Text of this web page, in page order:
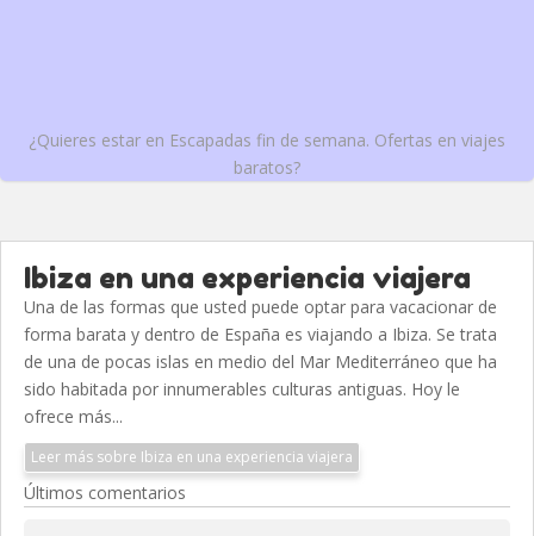
¿Quieres estar en Escapadas fin de semana. Ofertas en viajes
baratos?
Ibiza en una experiencia viajera
Una de las formas que usted puede optar para vacacionar de
forma barata y dentro de España es viajando a Ibiza. Se trata
de una de pocas islas en medio del Mar Mediterráneo que ha
sido habitada por innumerables culturas antiguas. Hoy le
ofrece más...
Leer más sobre Ibiza en una experiencia viajera
Últimos comentarios